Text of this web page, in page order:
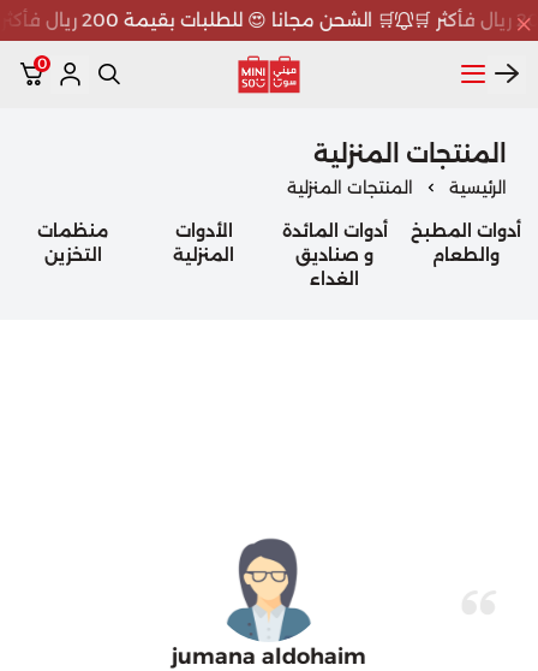
🛒 الشحن مجانا 😍 للطلبات بقيمة 200 ريال فأكثر 🛒
ميني سو MINISO
0
المنتجات المنزلية
الرئيسية
المنتجات المنزلية
أدوات المطبخ
والطعام
أدوات المائدة
و صناديق
الغداء
الأدوات
المنزلية
منظمات
التخزين
jumana aldohaim